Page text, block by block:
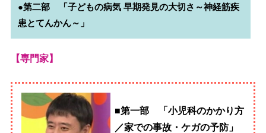
●第二部　「子どもの病気 早期発見の大切さ～神経筋疾
【専門家】
■第一部 「小児科のかかり方
／家での事故・ケガの予防」